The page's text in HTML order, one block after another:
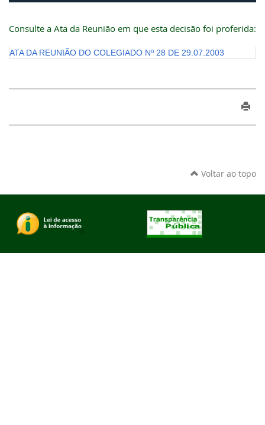
Consulte a Ata da Reunião em que esta decisão foi proferida:
ATA DA REUNIÃO DO COLEGIADO Nº 28 DE 29.07.2003
Voltar ao topo